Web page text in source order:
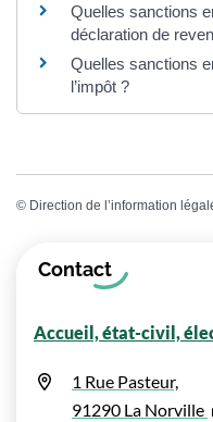
Quelles sanctions
déclaration de
Quelles sanctions
l’impôt ?
© Direction de l’information
Informations
Contact
Accueil, état-civil,
1 Rue Pasteur,
91290 La Norville